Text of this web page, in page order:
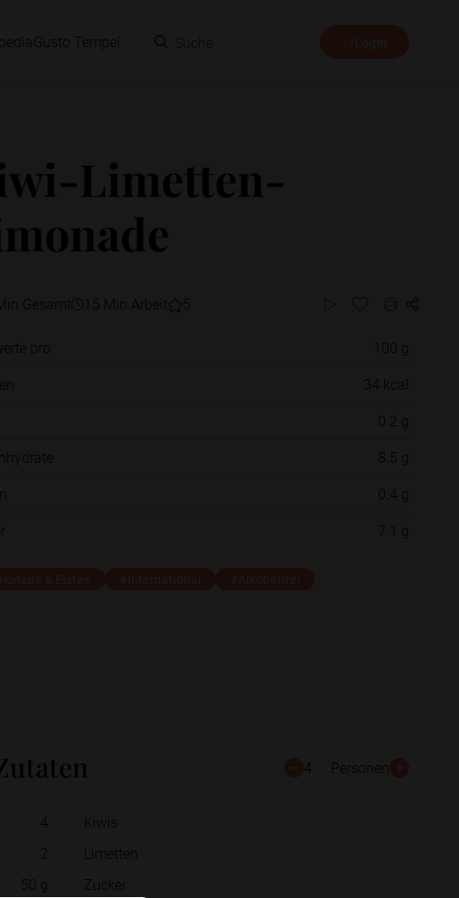
Gusto Tempel
Limetten-
Gesamt 15 Min Arbeit 5
pro
100 g
34 kcal
0.2 g
8.5 g
0.4 g
7.1 g
4 Personen
4
Kiwis
2
Limetten
50 g
Zucker